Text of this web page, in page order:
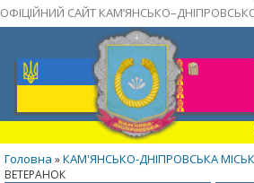
ОФІЦІЙНИЙ САЙТ
Головна »КАМ'ЯНСЬКО-ДНІПРОВСЬКА
ВЕТЕРАНОК